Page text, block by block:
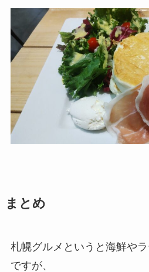
まとめ
札幌グルメというと海鮮や
ですが、